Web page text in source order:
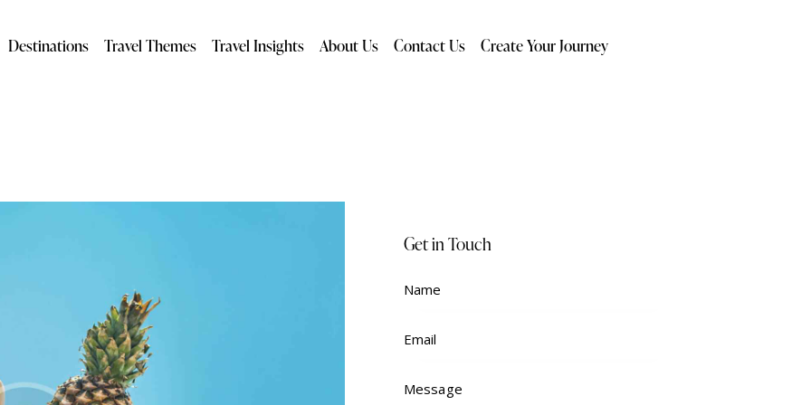
Destinations Travel Themes Travel Insights About Us Contact Us Create Your Journey
Get in Touch